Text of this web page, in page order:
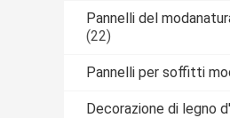
Pannelli del
(22)
Pannelli per soffitti
Decorazione di legno